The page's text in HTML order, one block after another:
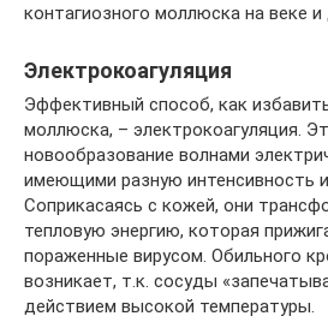
контагиозного моллюска на веке и
Электрокоагуляция
Эффективный способ, как
моллюска, – электрокоагуляция.
новообразование волнами
имеющими разную интенсивность
Соприкасаясь с кожей, они
тепловую энергию, которая
пораженные вирусом. Обильного
возникает, т.к. сосуды
действием высокой температуры.